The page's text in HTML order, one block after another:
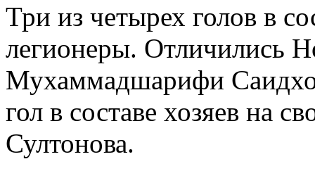
Три из четырех голов в
легионеры. Отличились
Мухаммадшарифи
гол в составе хозяев на
Султонова.